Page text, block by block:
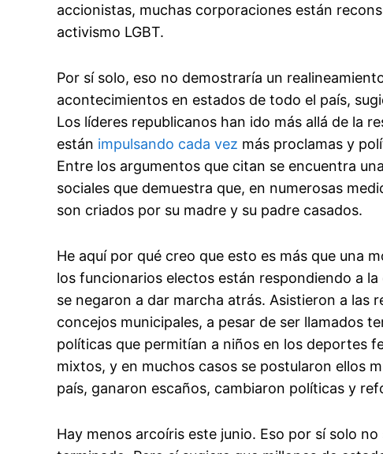
accionistas, muchas corporaciones están
activismo LGBT.
Por sí solo, eso no demostraría un
acontecimientos en estados de todo el país,
Los líderes republicanos han ido más allá de la
están impulsando cada vez más proclamas y
Entre los argumentos que citan se encuentra
sociales que demuestra que, en numerosas
son criados por su madre y su padre casados.
He aquí por qué creo que esto es más que una
los funcionarios electos están respondiendo a
se negaron a dar marcha atrás. Asistieron a las
concejos municipales, a pesar de ser llamados
políticas que permitían a niños en los deportes
mixtos, y en muchos casos se postularon ellos
país, ganaron escaños, cambiaron políticas y
Hay menos arcoíris este junio. Eso por sí solo